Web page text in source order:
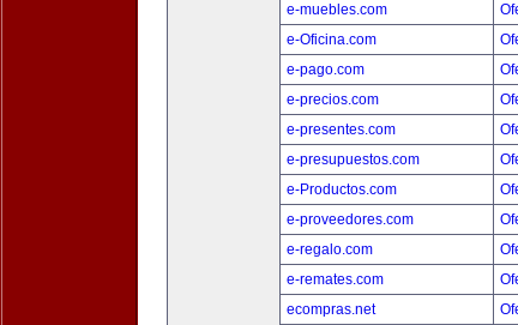
e-muebles.com
e-Oficina.com
e-pago.com
e-precios.com
e-presentes.com
e-presupuestos.com
e-Productos.com
e-proveedores.com
e-regalo.com
e-remates.com
ecompras.net